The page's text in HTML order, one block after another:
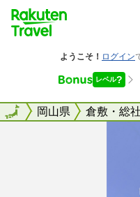
全国岡山県 倉敷・総
全国